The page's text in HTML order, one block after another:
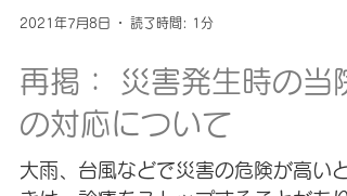
2021年7月8日 読了時間: 1分
再掲： 災害発生時の当院
の対応について
大雨、台風などで災害の危険が高いと